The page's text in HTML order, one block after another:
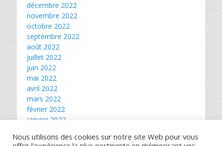
décembre 2022
novembre 2022
octobre 2022
septembre 2022
août 2022
juillet 2022
juin 2022
mai 2022
avril 2022
mars 2022
février 2022
janvier 2022
novembre 2021
Nous utilisons des cookies sur notre site Web pour vous